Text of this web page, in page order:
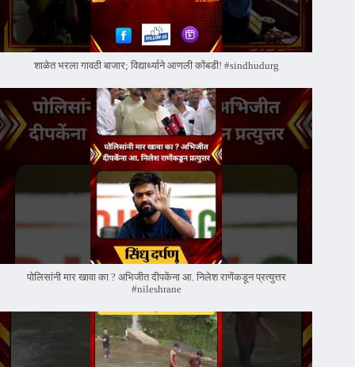
शाळेत भरला गावठी बाजार; विद्यार्थ्याने आणली कोंबडी! #sindhudurg
पोलिसांनी मार खावा का ? अभिजीत दीपकेंना आ. निलेश राणेंकडून प्रत्युत्तर
#nileshrane